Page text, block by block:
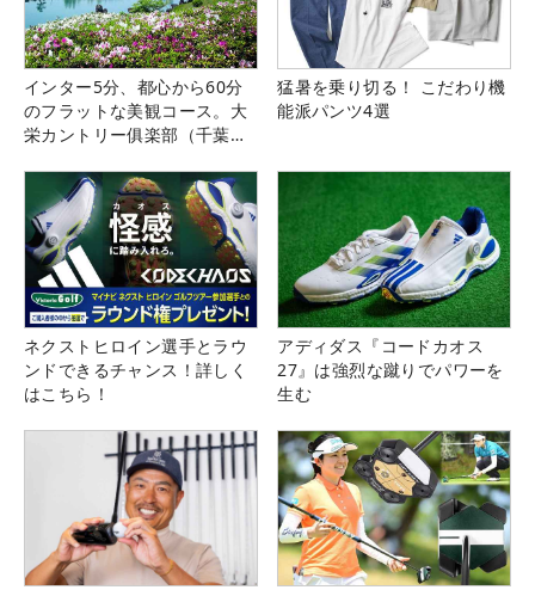
インター5分、都心から60分
のフラットな美観コース。大
栄カントリー俱楽部（千葉
猛暑を乗り切る！ こだわり機
能派パンツ4選
ネクストヒロイン選手とラウ
ンドできるチャンス！詳しく
はこちら！
アディダス『コードカオス
27』は強烈な蹴りでパワーを
生む